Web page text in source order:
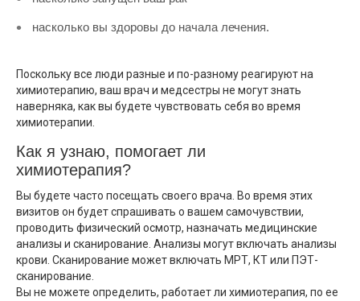
насколько вы здоровы до начала лечения.
Поскольку все люди разные и по-разному реагируют на
химиотерапию, ваш врач и медсестры не могут знать
наверняка, как вы будете чувствовать себя во время
химиотерапии.
Как я узнаю, помогает ли
химиотерапия?
Вы будете часто посещать своего врача. Во время этих
визитов он будет спрашивать о вашем самочувствии,
проводить физический осмотр, назначать медицинские
анализы и сканирование. Анализы могут включать анализы
крови. Сканирование может включать МРТ, КТ или ПЭТ-
сканирование.
Вы не можете определить, работает ли химиотерапия, по ее